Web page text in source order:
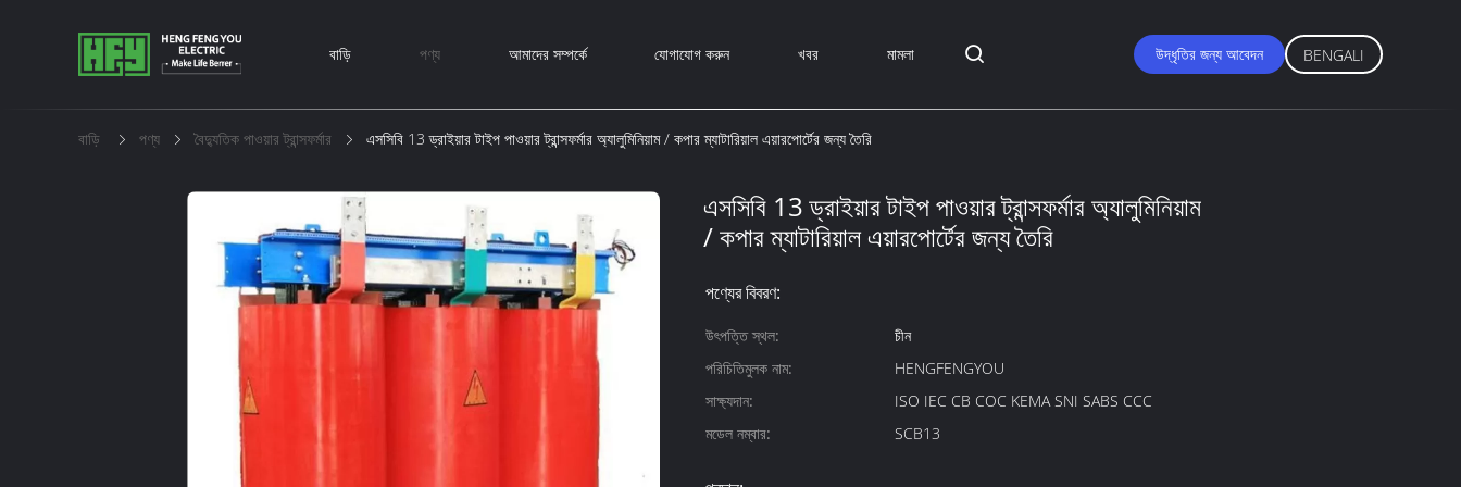
বাড়ি পণ্য আমাদের সম্পর্কে যোগাযোগ করুন খবর মামলা উদ্ধৃতির জন্য আবেদন BENGALI
বাড়ি পণ্য বৈদ্যুতিক পাওয়ার ট্রান্সফর্মার এসসিবি 13 ড্রাইয়ার টাইপ পাওয়ার ট্রান্সফর্মার অ্যালুমিনিয়াম / কপার ম্যাটারিয়াল এয়ারপোর্টের জন্য তৈরি
এসসিবি 13 ড্রাইয়ার টাইপ পাওয়ার ট্রান্সফর্মার অ্যালুমিনিয়াম
/ কপার ম্যাটারিয়াল এয়ারপোর্টের জন্য তৈরি
পণ্যের বিবরণ:
উৎপত্তি স্থল:
চীন
পরিচিতিমুলক নাম:
HENGFENGYOU
সাক্ষ্যদান:
ISO IEC CB COC KEMA SNI SABS CCC
মডেল নম্বার:
SCB13